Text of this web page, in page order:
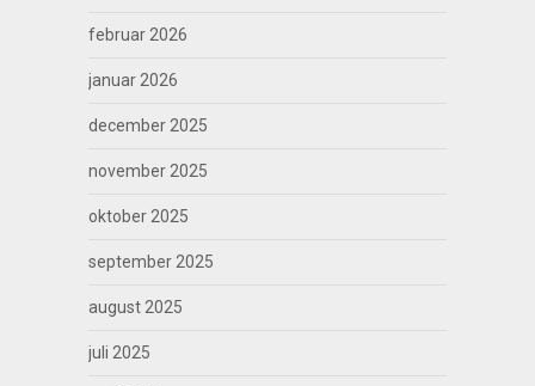
februar 2026
januar 2026
december 2025
november 2025
oktober 2025
september 2025
august 2025
juli 2025